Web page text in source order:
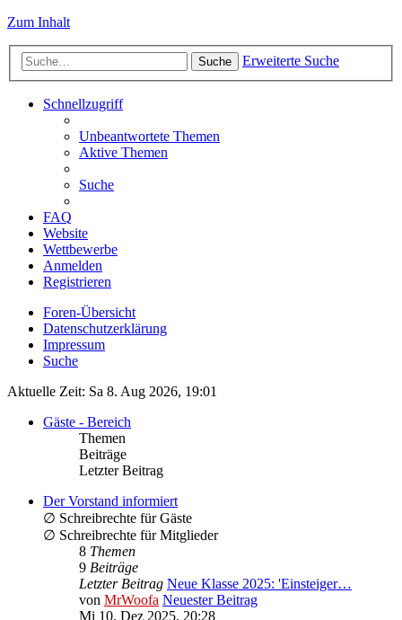
Zum Inhalt
Suche Erweiterte Suche
Schnellzugriff
Unbeantwortete Themen
Aktive Themen
Suche
FAQ
Website
Wettbewerbe
Anmelden
Registrieren
Foren-Übersicht
Datenschutzerklärung
Impressum
Suche
Aktuelle Zeit: Sa 8. Aug 2026, 19:01
Gäste - Bereich
Themen
Beiträge
Letzter Beitrag
Der Vorstand informiert
∅ Schreibrechte für Gäste
∅ Schreibrechte für Mitglieder
8 Themen
9 Beiträge
Letzter Beitrag Neue Klasse 2025: 'Einsteiger…
von MrWoofa Neuester Beitrag
Mi 10. Dez 2025, 20:28